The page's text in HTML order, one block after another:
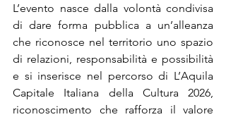
L’evento nasce dalla volontà condivisa
di dare forma pubblica a un’alleanza
che riconosce nel territorio uno spazio
di relazioni, responsabilità e possibilità
e si inserisce nel percorso di L’Aquila
Capitale Italiana della Cultura 2026,
riconoscimento che rafforza il valore